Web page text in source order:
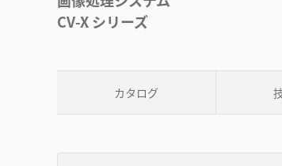
CV-X シリーズ
カタログ